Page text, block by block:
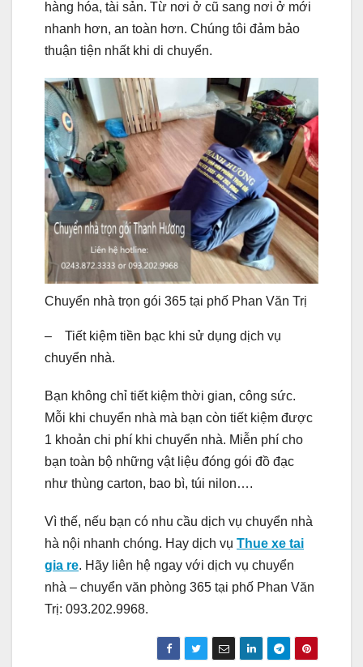
hàng hóa, tài sản. Từ nơi ở cũ sang nơi ở mới
nhanh hơn, an toàn hơn. Chúng tôi đảm bảo
thuận tiện nhất khi di chuyển.
Chuyển nhà trọn gói 365 tại phố Phan Văn Trị
– Tiết kiệm tiền bạc khi sử dụng dịch vụ
chuyển nhà.
Bạn không chỉ tiết kiệm thời gian, công sức.
Mỗi khi chuyển nhà mà bạn còn tiết kiệm được
1 khoản chi phí khi chuyển nhà. Miễn phí cho
bạn toàn bộ những vật liệu đóng gói đồ đạc
như thùng carton, bao bì, túi nilon….
Vì thế, nếu bạn có nhu cầu dịch vụ chuyển nhà
hà nội nhanh chóng. Hay dịch vụ Thue xe tai
gia re. Hãy liên hệ ngay với dịch vụ chuyển
nhà – chuyển văn phòng 365 tại phố Phan Văn
Trị: 093.202.9968.